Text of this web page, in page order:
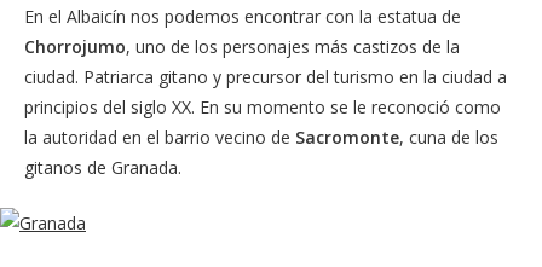
En el Albaicín nos podemos encontrar con la estatua de
Chorrojumo, uno de los personajes más castizos de la
ciudad. Patriarca gitano y precursor del turismo en la ciudad a
principios del siglo XX. En su momento se le reconoció como
la autoridad en el barrio vecino de Sacromonte, cuna de los
gitanos de Granada.